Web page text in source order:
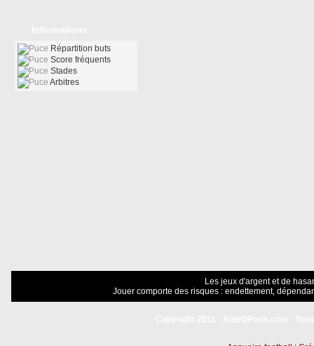
Répartition buts
Score fréquents
Stades
Arbitres
Les jeux d'argent et de
Jouer comporte des risques : endettement,